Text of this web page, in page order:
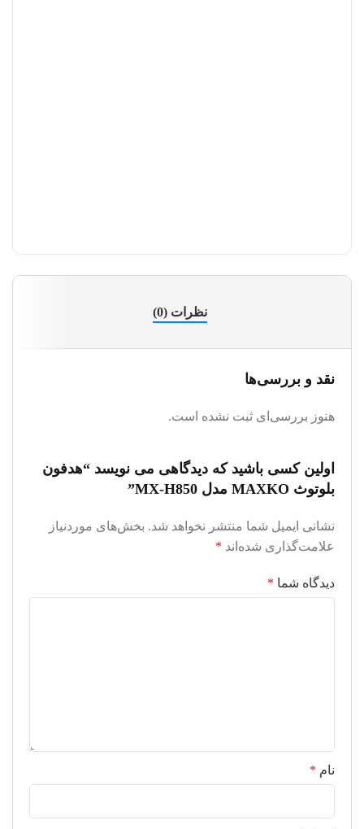
نظرات (0)
نقد و بررسی‌ها
هنوز بررسی‌ای ثبت نشده است.
اولین کسی باشید که دیدگاهی می نویسد “هدفون
بلوتوث MAXKO مدل MX-H850”
نشانی ایمیل شما منتشر نخواهد شد. بخش‌های موردنیاز
علامت‌گذاری شده‌اند *
دیدگاه شما *
نام *